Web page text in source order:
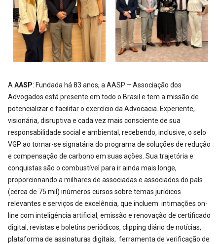
A AASP: Fundada há 83 anos, a AASP – Associação dos
Advogados está presente em todo o Brasil e tem a missão de
potencializar e facilitar o exercício da Advocacia. Experiente,
visionária, disruptiva e cada vez mais consciente de sua
responsabilidade social e ambiental, recebendo, inclusive, o selo
VGP ao tornar-se signatária do programa de soluções de redução
e compensação de carbono em suas ações. Sua trajetória e
conquistas são o combustível para ir ainda mais longe,
proporcionando a milhares de associadas e associados do país
(cerca de 75 mil) inúmeros cursos sobre temas jurídicos
relevantes e serviços de excelência, que incluem: intimações on-
line com inteligência artificial, emissão e renovação de certificado
digital, revistas e boletins periódicos, clipping diário de notícias,
plataforma de assinaturas digitais, ferramenta de verificação de